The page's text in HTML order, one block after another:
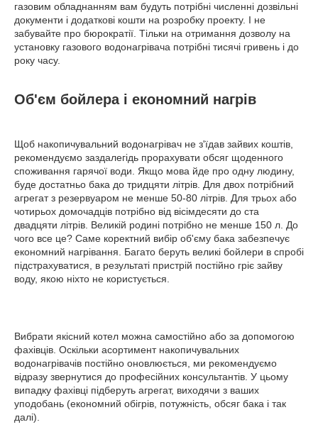
газовим обладнанням вам будуть потрібні численні дозвільні
документи і додаткові кошти на розробку проекту. І не
забувайте про бюрократії. Тільки на отримання дозволу на
установку газового водонагрівача потрібні тисячі гривень і до
року часу.
Об'єм бойлера і економний нагрів
Щоб накопичувальний водонагрівач не з'їдав зайвих коштів,
рекомендуємо заздалегідь прорахувати обсяг щоденного
споживання гарячої води. Якщо мова йде про одну людину,
буде достатньо бака до тридцяти літрів. Для двох потрібний
агрегат з резервуаром не менше 50-80 літрів. Для трьох або
чотирьох домочадців потрібно від вісімдесяти до ста
двадцяти літрів. Великій родині потрібно не менше 150 л. До
чого все це? Саме коректний вибір об'єму бака забезпечує
економний нагрівання. Багато беруть великі бойлери в спробі
підстрахуватися, в результаті пристрій постійно гріє зайву
воду, якою ніхто не користується.
Вибрати якісний котел можна самостійно або за допомогою
фахівців. Оскільки асортимент накопичувальних
водонагрівачів постійно оновлюється, ми рекомендуємо
відразу звернутися до професійних консультантів. У цьому
випадку фахівці підберуть агрегат, виходячи з ваших
уподобань (економний обігрів, потужність, обсяг бака і так
далі).